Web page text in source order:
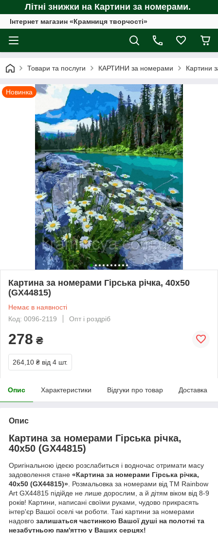
Літні знижки на Картини за номерами.
Інтернет магазин «Крамниця творчості»
Товари та послуги КАРТИНИ за номерами Картини
Новинка
Картина за номерами Гірська річка, 40х50
(GX44815)
Немає в наявності
Код: 0096-2119
Опт і роздріб
278 ₴
264,10 ₴ від 4 шт.
Опис Характеристики Відгуки про товар Доставка
Опис
Картина за номерами Гірська річка,
40х50 (GX44815)
Оригінальною ідеєю розслабиться і водночас отримати масу
задоволення стане «Картина за номерами Гірська річка,
40х50 (GX44815)». Розмальовка за номерами від ТМ Rainbow
Art GX44815 підійде не лише дорослим, а й дітям віком від 8-9
років! Картини, написані своїми руками, чудово прикрасять
інтер'єр Вашої оселі чи роботи. Такі картини за номерами
надовго залишаться частинкою Вашої душі на полотні та
незабутньою пам'яттю у Ваших серцях!